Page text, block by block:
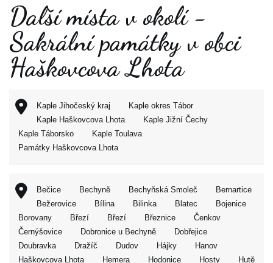
Další místa v okolí -
Sakrální památky v obci
Haškovcova Lhota
Kaple Jihočeský kraj
Kaple okres Tábor
Kaple Haškovcova Lhota
Kaple Jižní Čechy
Kaple Táborsko
Kaple Toulava
Památky Haškovcova Lhota
Bečice Bechyně Bechyňská Smoleč
Bernartice
Bežerovice
Bílina Bilinka Blatec
Bojenice
Borovany
Březí Březí Březnice
Čenkov
Černýšovice
Dobronice u Bechyně
Dobřejice
Doubravka
Dražíč Dudov Hájky
Hanov
Haškovcova Lhota
Hemera Hodonice Hosty Hutě